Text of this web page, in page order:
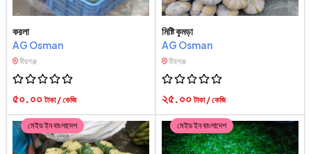
করলা
AG Osman
বীরগঞ্জ
৫০.০০টাকা / কেজি
মিষ্টি কুমড়া
AG Osman
বীরগঞ্জ
২৫.০০টাকা / কেজি
মেইড ইন বাংলাদেশ মেইড ইন বাংলাদেশ